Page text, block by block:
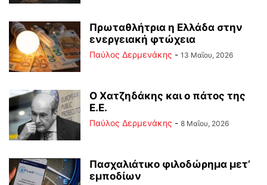
Πρωταθλήτρια η Ελλάδα στην
ενεργειακή φτώχεια
Παύλος Δερμενάκης - 13 Μαΐου, 2026
Ο Χατζηδάκης και ο πάτος της
Ε.Ε.
Παύλος Δερμενάκης - 8 Μαΐου, 2026
Πασχαλιάτικο φιλοδώρημα μετ’
εμποδίων